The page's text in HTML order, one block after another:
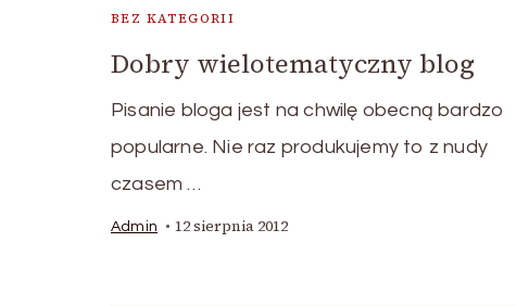
BEZ KATEGORII
Dobry wielotematyczny blog
Pisanie bloga jest na chwilę obecną bardzo
popularne. Nie raz produkujemy to z nudy
czasem …
Admin 12 sierpnia 2012